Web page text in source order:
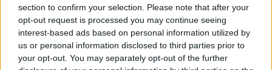
section to confirm your selection. Please note that after your
opt-out request is processed you may continue seeing
interest-based ads based on personal information utilized by
us or personal information disclosed to third parties prior to
your opt-out. You may separately opt-out of the further